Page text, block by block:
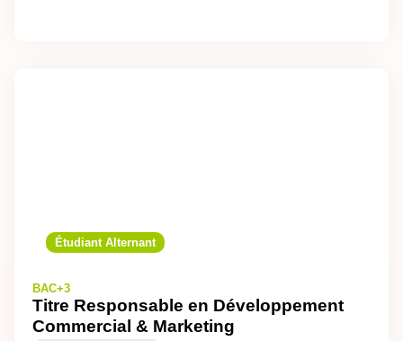
Étudiant Alternant
BAC+3
Titre Responsable en Développement
Commercial & Marketing